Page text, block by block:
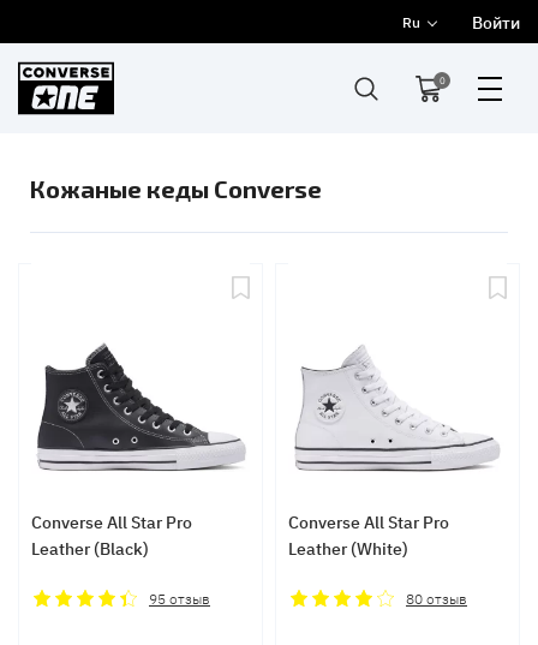
Ru Войти
0
Кожаные кеды Converse
Converse All Star Pro
Leather (Black)
95отзыв
Converse All Star Pro
Leather (White)
80отзыв